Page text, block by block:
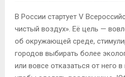
В России стартует V
чистый воздух». Её цель —
об окружающей среде,
городов выбирать более
или вовсе отказаться от него